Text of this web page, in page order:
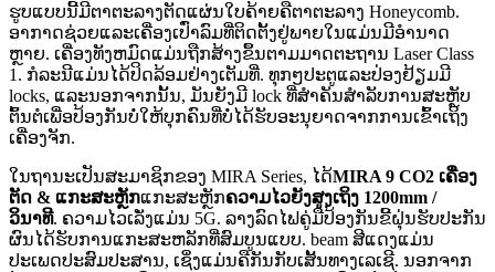
ຮູບແບບນີ້ມີຕາຕະລາງຕັດແຜ່ນໃບຄ້າຍຄືຕາຕະລາງ Honeycomb.
ອາກາດຊ່ວຍແລະເຄື່ອງເປົ່າລົມທີ່ຕິດຕັ້ງຢູ່ພາຍໃນແມ່ນມີອໍານາດ
ຫຼາຍ. ເຄື່ອງທັງຫມົດແມ່ນຖືກສ້າງຂຶ້ນຕາມມາດຕະຖານ Laser Class
1. ກໍ​ລະ​ນີ​ແມ່ນ​ໄດ້​ປິດ​ລ້ອມ​ຢ່າງ​ເຕັມ​ທີ່​. ທຸກໆປະຕູແລະປ່ອງຢ້ຽມມີ
locks, ແລະນອກຈາກນັ້ນ, ມັນຍັງມີ lock ທີ່ສໍາຄັນສໍາລັບການສະຫຼັບ
ຕົ້ນຕໍເພື່ອປ້ອງກັນບໍ່ໃຫ້ບຸກຄົນທີ່ບໍ່ໄດ້ຮັບອະນຸຍາດຈາກການເຂົ້າເຖິງ
ເຄື່ອງຈັກ.
ໃນຖານະເປັນສະມາຊິກຂອງ MIRA Series, ໄດ້MIRA 9 CO2 ເຄື່ອງ
ຕັດ & ແກະສະຫຼັກແກະສະຫຼັກຄວາມໄວຍັງສູງເຖິງ 1200mm /
ວິນາທີ. ຄວາມໄວເລັ່ງແມ່ນ 5G. ລາງລົດໄຟຄູ່ມືປ້ອງກັນຂີ້ຝຸ່ນຮັບປະກັນ
ຜົນໄດ້ຮັບການແກະສະຫລັກທີ່ສົມບູນແບບ. beam ສີແດງແມ່ນ
ປະເພດປະສົມປະສານ, ເຊິ່ງແມ່ນຄືກັນກັບເສັ້ນທາງເລເຊີ. ນອກຈາກ